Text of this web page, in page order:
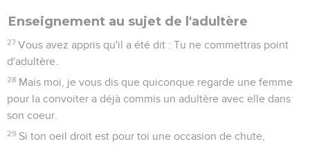
Enseignement au sujet de l'adultère
27 Vous avez appris qu'il a été dit : Tu ne commettras point
d'adultère.
28 Mais moi, je vous dis que quiconque regarde une femme
pour la convoiter a déjà commis un adultère avec elle dans
son coeur.
29 Si ton oeil droit est pour toi une occasion de chute,